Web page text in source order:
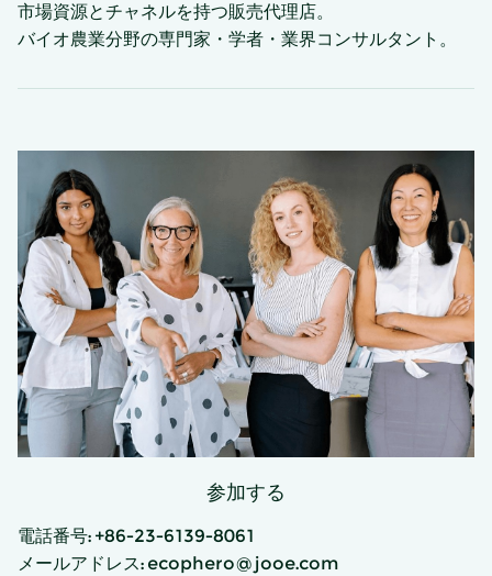
市場資源とチャネルを持つ販売代理店。
バイオ農業分野の専門家・学者・業界コンサルタント。
参加する
電話番号: +86-23-6139-8061
メールアドレス: ecophero@jooe.com